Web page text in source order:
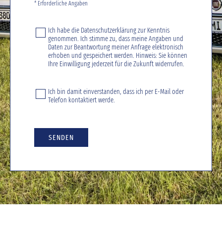
* Erforderliche Angaben
Ich habe die Datenschutzerklärungzur Kenntnis
genommen. Ich stimme zu, dass meine Angaben und
Daten zur Beantwortung meiner Anfrage elektronisch
erhoben und gespeichert werden. Hinweis: Sie können
Ihre Einwilligung jederzeit für die Zukunft widerrufen.
Ich bin damit einverstanden, dass ich per E-Mail oder
Telefon kontaktiert werde.
SENDEN